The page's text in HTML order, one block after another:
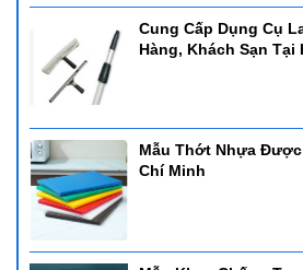
Cung Cấp Dụng Cụ
Hàng, Khách Sạn Tại
Mẫu Thớt Nhựa
Chí Minh